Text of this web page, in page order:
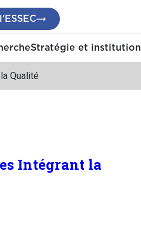
Stratégie et institution
Qualité
Intégrant la